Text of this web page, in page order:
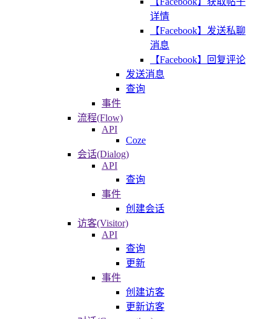
详情
【Facebook】发送私聊
消息
【Facebook】回复评论
发送消息
查询
事件
流程(Flow)
API
Coze
会话(Dialog)
API
查询
事件
创建会话
访客(Visitor)
API
查询
更新
事件
创建访客
更新访客